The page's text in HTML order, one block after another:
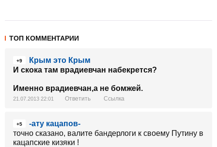
ТОП КОММЕНТАРИИ
+9
Крым это Крым
И скока там врадиевчан набекрется?
Именно врадиевчан,а не бомжей.
21.07.2013 22:01 Ответить Ссылка
+5
-ату кацапов-
точно сказано, валите бандерлоги к своему Путину в
кацапские кизяки !